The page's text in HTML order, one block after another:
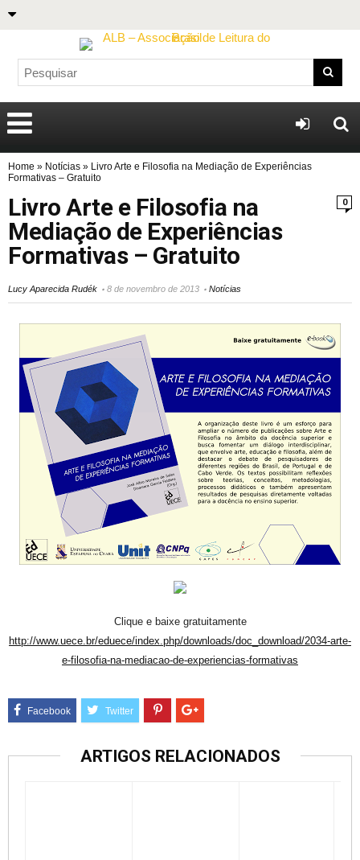
Home » Notícias » Livro Arte e Filosofia na Mediação de Experiências
Formativas – Gratuito
0
Livro Arte e Filosofia na
Mediação de Experiências
Formativas – Gratuito
Lucy Aparecida Rudék 8 de novembro de 2013 Notícias
Clique e baixe gratuitamente
http://www.uece.br/eduece/index.php/downloads/doc_download/2034-arte-
e-filosofia-na-mediacao-de-experiencias-formativas
ARTIGOS RELACIONADOS